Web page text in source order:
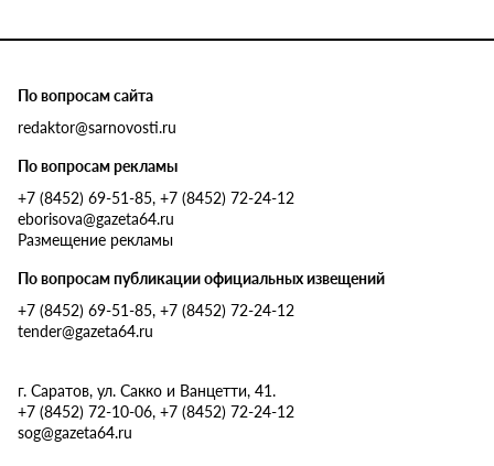
По вопросам сайта
redaktor@sarnovosti.ru
По вопросам рекламы
+7 (8452) 69-51-85, +7 (8452) 72-24-12
eborisova@gazeta64.ru
Размещение рекламы
По вопросам публикации официальных извещений
+7 (8452) 69-51-85, +7 (8452) 72-24-12
tender@gazeta64.ru
г. Саратов, ул. Сакко и Ванцетти, 41.
+7 (8452) 72-10-06, +7 (8452) 72-24-12
sog@gazeta64.ru